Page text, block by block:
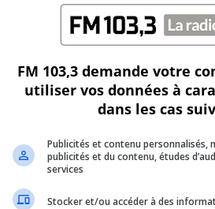
avec l’agglomération de
FM 103,3 demande votre
utiliser vos données à
dans les cas
Publicités et contenu personnalisés,
publicités et du contenu, études
services
Stocker et/ou accéder à des